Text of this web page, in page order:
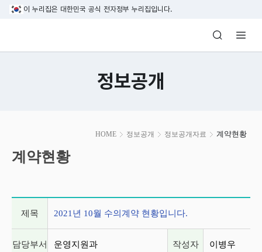
본문 바로가기
이 누리집은 대한민국 공식 전자정부 누리집입니다.
방송미디어통신위원회 Korea Media
정보공개
HOME 정보공개 정보공개자료 계약현황
시
작
계약현황
제목 2021년 10월 수의계약 현황입니다.
담당부서 운영지원과 작성자 이병우